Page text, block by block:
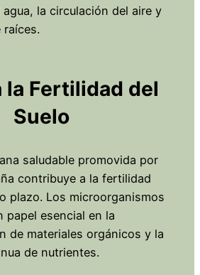
la circulación del aire y
raíces.
la Fertilidad del
Suelo
saludable promovida por
contribuye a la fertilidad
plazo. Los microorganismos
papel esencial en la
de materiales orgánicos y la
de nutrientes.